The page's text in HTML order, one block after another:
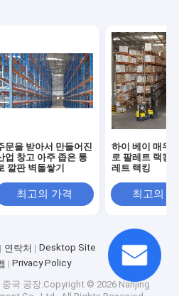
문을 받아서 만들어진
업 창고 아주 좁은 통
깔판 벽돌쌓기
최고의 가격
하이 베이 매우
로 팔레트 랙킹
레트 랙킹
최고의
연락처
Desktop Site
Privacy Policy
중국 공장.Copyright © 2026 Nanjing